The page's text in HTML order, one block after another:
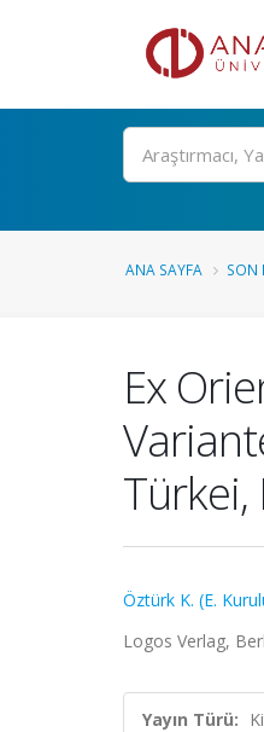
Ara
ANA SAYFA SON
Ex
Türkei,
Öztürk K. (E.
Logos Verlag,
Yayın Türü: